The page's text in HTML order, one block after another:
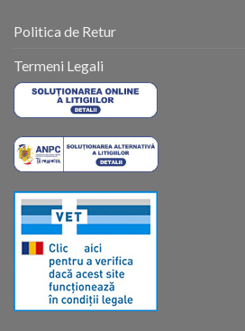
Politica de Retur
Termeni Legali